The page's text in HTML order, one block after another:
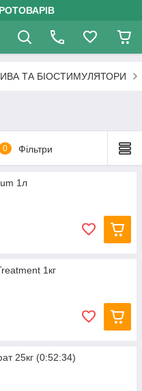
ТА БІОСТИМУЛЯТОРИ
0 Фільтри
1л
1кг
25кг (0:52:34)